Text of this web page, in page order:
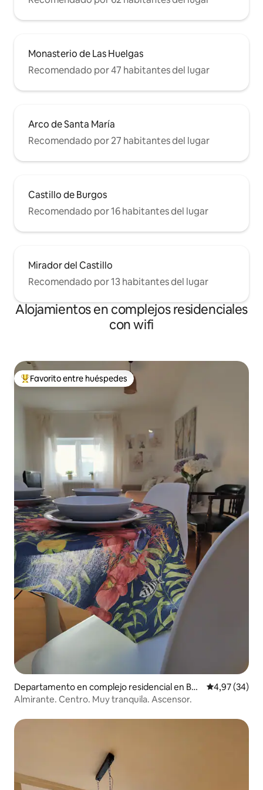
Monasterio de Las Huelgas
Recomendado por 47 habitantes del lugar
Arco de Santa María
Recomendado por 27 habitantes del lugar
Castillo de Burgos
Recomendado por 16 habitantes del lugar
Mirador del Castillo
Recomendado por 13 habitantes del lugar
Alojamientos en complejos residenciales
con wifi
Favorito entre los huéspedes más destacados
Favorito entre huéspedes
Departamento en complejo residencial en Bur
gos
Calificación
4,97 (34)
Almirante. Centro. Muy tranquila. Ascensor.